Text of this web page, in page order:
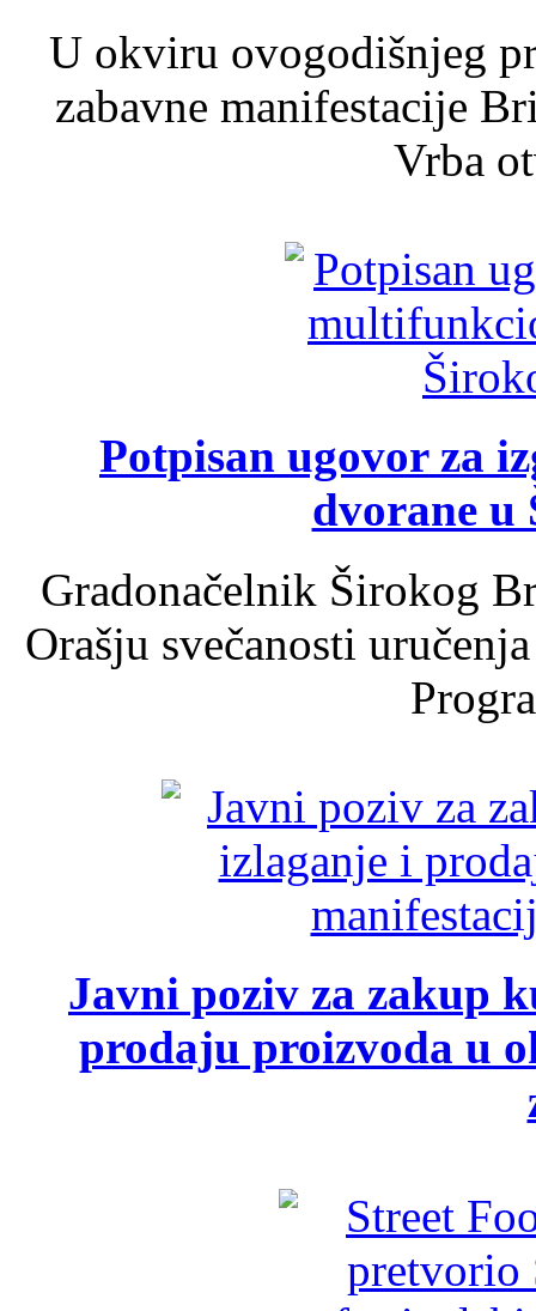
U okviru ovogodišnjeg
zabavne manifestacije
Vrba
Potpisan ugovor za
dvorane u
Gradonačelnik Širokog
Orašju svečanosti
Javni poziv za zakup
prodaju proizvoda u